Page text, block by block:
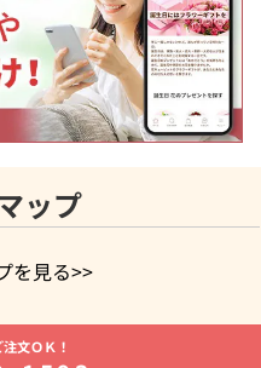
ップ
を見る>>
集
誕生日フラワーギフト特集
店・開業祝い
文ＯＫ！